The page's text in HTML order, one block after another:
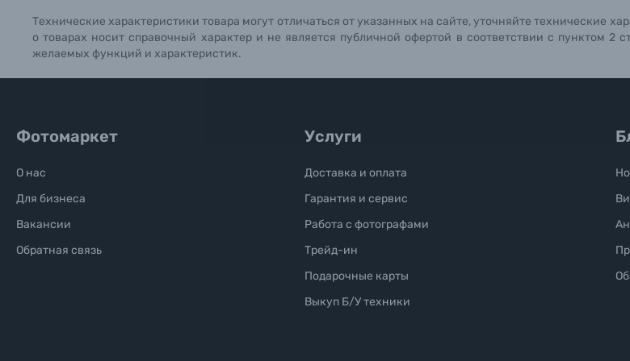
Б/У фототехника (Комиссионные товары)
Уценённые товары
Технические характеристики товара могут отличаться от указанных на сайте, уточняйте технические
о товарах носит справочный характер и не является публичной офертой в соответствии с пунктом 2
желаемых функций и характеристик.
Фотомаркет
О нас
Для бизнеса
Вакансии
Обратная связь
Услуги
Доставка и оплата
Гарантия и сервис
Работа с фотографами
Трейд-ин
Подарочные карты
Выкуп Б/У техники